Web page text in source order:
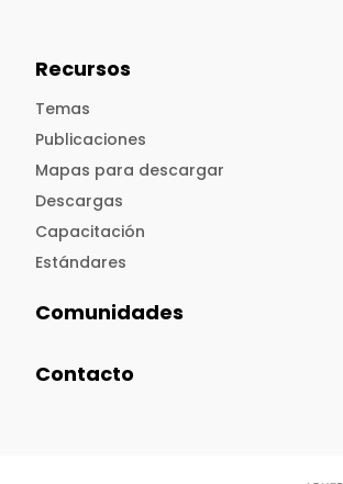
Recursos
Temas
Publicaciones
Mapas para descargar
Descargas
Capacitación
Estándares
Comunidades
Contacto